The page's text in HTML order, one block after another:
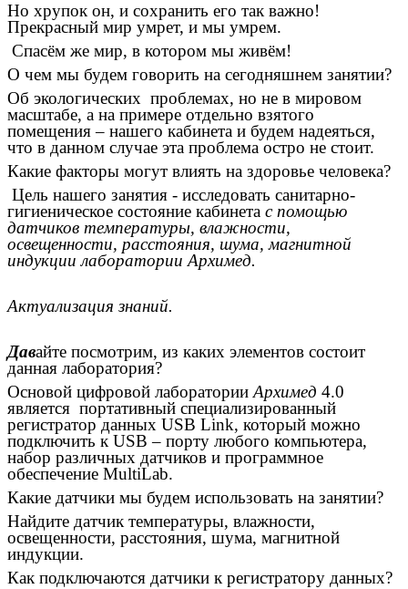
Но хрупок он, и сохранить его так важно!
Прекрасный мир умрет, и мы умрем.
Спасём же мир, в котором мы живём!
О чем мы будем говорить на сегодняшнем занятии?
Об экологических проблемах, но не в мировом
масштабе, а на примере отдельно взятого
помещения – нашего кабинета и будем надеяться,
что в данном случае эта проблема остро не стоит.
Какие факторы могут влиять на здоровье человека?
Цель нашего занятия - исследовать санитарно-
гигиеническое состояние кабинета с помощью
датчиков температуры, влажности,
освещенности, расстояния, шума, магнитной
индукции лаборатории Архимед.
Актуализация знаний.
Давайте посмотрим, из каких элементов состоит
данная лаборатория?
Основой цифровой лаборатории Архимед 4.0
является портативный специализированный
регистратор данных USB Link, который можно
подключить к USB – порту любого компьютера,
набор различных датчиков и программное
обеспечение MultiLab.
Какие датчики мы будем использовать на занятии?
Найдите датчик температуры, влажности,
освещенности, расстояния, шума, магнитной
индукции.
Как подключаются датчики к регистратору данных?